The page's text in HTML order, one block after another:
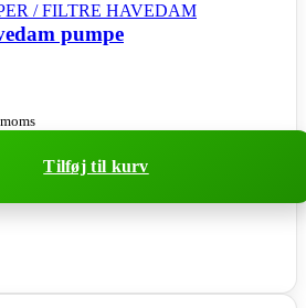
/ FILTRE HAVEDAM
pumpe
Tilføj til kurv